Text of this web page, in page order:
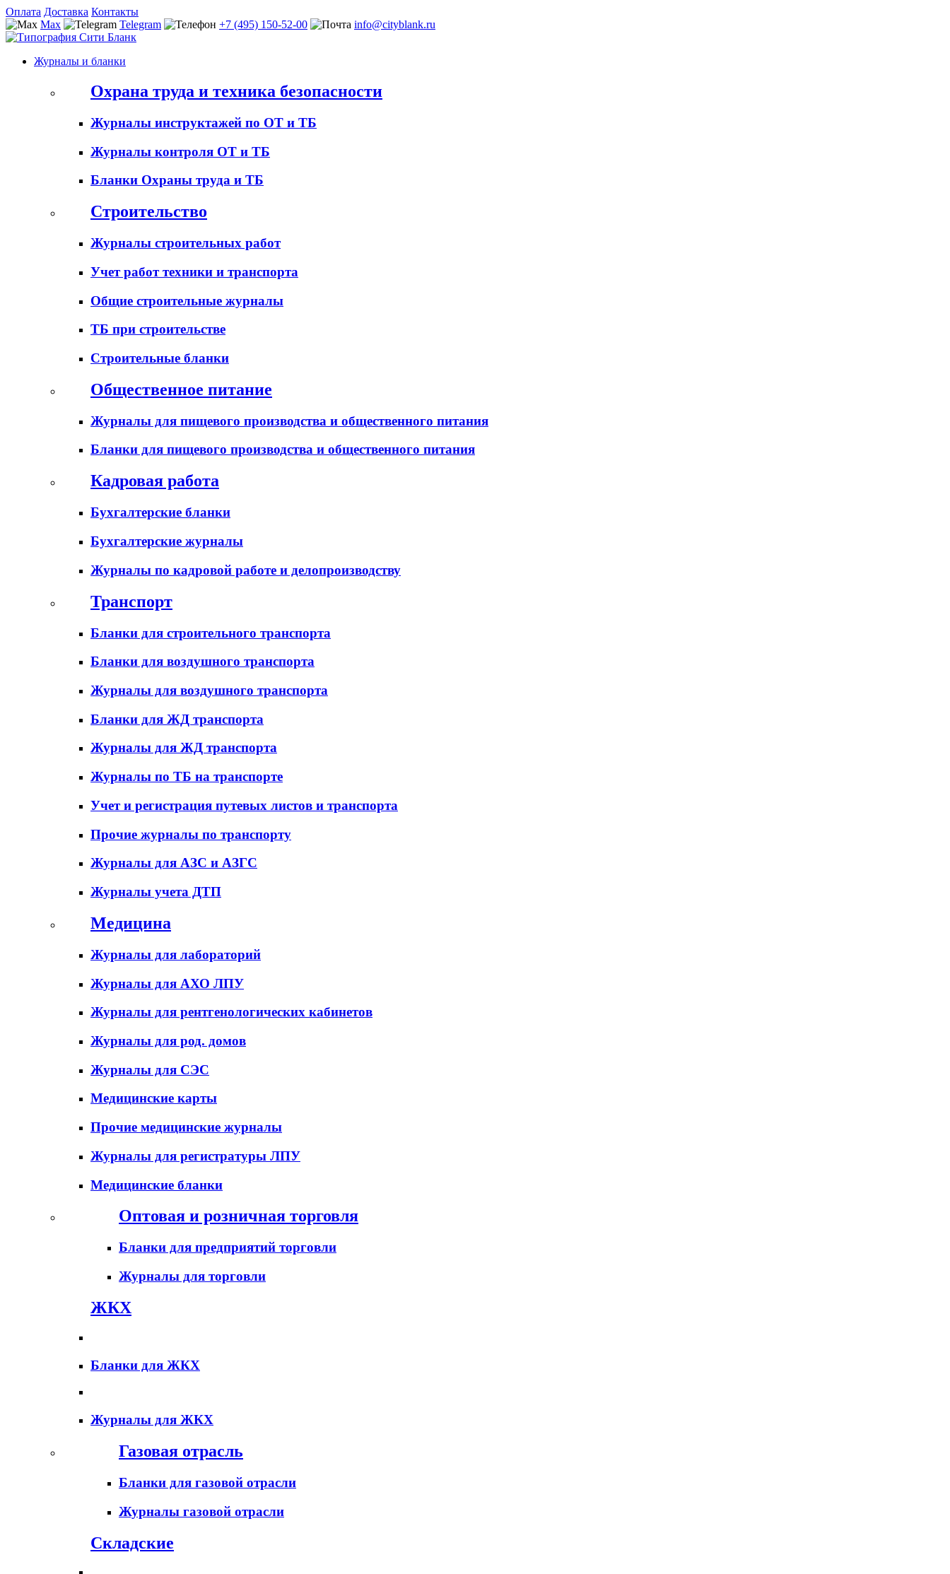
Оплата Доставка Контакты
Max
Telegram +7 (495) 150-52-00 info@cityblank.ru
Журналы и бланки
Охрана труда и техника безопасности
Журналы инструктажей по ОТ и ТБ
Журналы контроля ОТ и ТБ
Бланки Охраны труда и ТБ
Строительство
Журналы строительных работ
Учет работ техники и транспорта
Общие строительные журналы
ТБ при строительстве
Строительные бланки
Общественное питание
Журналы для пищевого производства и общественного питания
Бланки для пищевого производства и общественного питания
Кадровая работа
Бухгалтерские бланки
Бухгалтерские журналы
Журналы по кадровой работе и делопроизводству
Транспорт
Бланки для строительного транспорта
Бланки для воздушного транспорта
Журналы для воздушного транспорта
Бланки для ЖД транспорта
Журналы для ЖД транспорта
Журналы по ТБ на транспорте
Учет и регистрация путевых листов и транспорта
Прочие журналы по транспорту
Журналы для АЗС и АЗГС
Журналы учета ДТП
Медицина
Журналы для лабораторий
Журналы для АХО ЛПУ
Журналы для рентгенологических кабинетов
Журналы для род. домов
Журналы для СЭС
Медицинские карты
Прочие медицинские журналы
Журналы для регистратуры ЛПУ
Медицинские бланки
Оптовая и розничная торговля
Бланки для предприятий торговли
Журналы для торговли
ЖКХ
Бланки для ЖКХ
Журналы для ЖКХ
Газовая отрасль
Бланки для газовой отрасли
Журналы газовой отрасли
Складские